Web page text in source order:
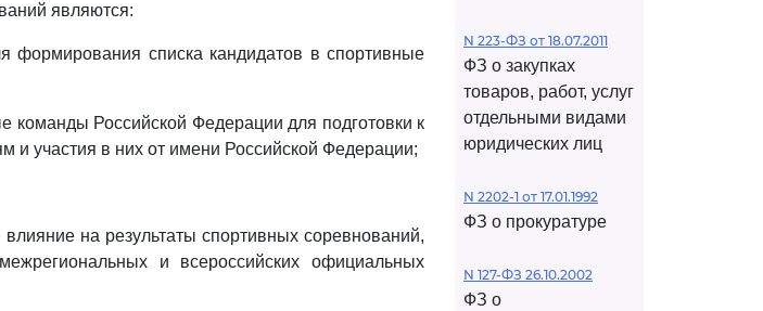
являются:
формирования списка кандидатов в спортивные
команды Российской Федерации для подготовки к
участия в них от имени Российской Федерации;
на результаты спортивных соревнований,
и всероссийских официальных
N 223-ФЗ от 18.07.2011
ФЗ о закупках
товаров, работ, услуг
отдельными видами
юридических лиц
N 2202-1 от 17.01.1992
ФЗ о прокуратуре
N 127-ФЗ 26.10.2002
ФЗ о